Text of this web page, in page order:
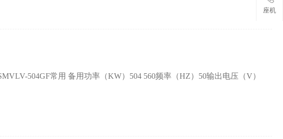
504GF常用 备用功率（KW）504 560频率（HZ）50输出电压（V）
座机